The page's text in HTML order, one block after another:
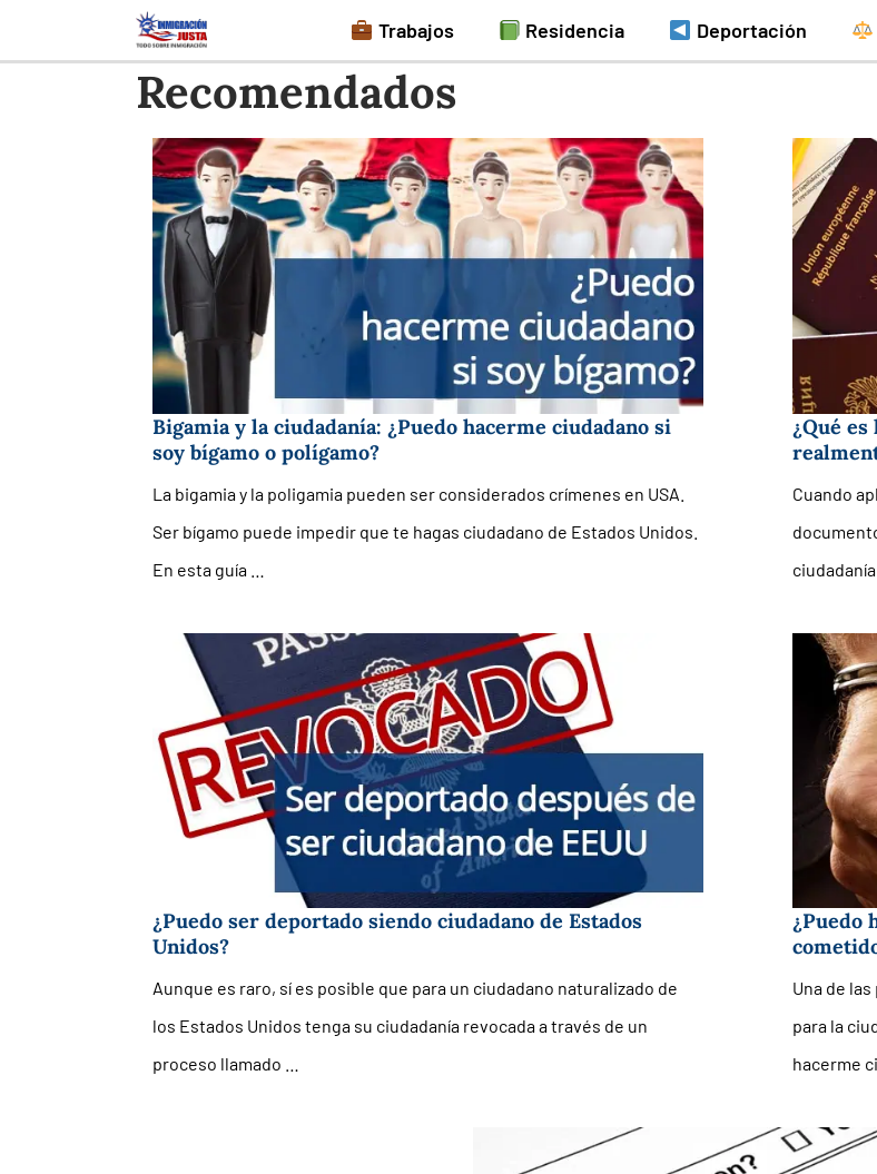
al
Trabajos Residencia Deportación
Recomendados
Bigamia y la ciudadanía: ¿Puedo hacerme ciudadano si
soy bígamo o polígamo?
La bigamia y la poligamia pueden ser considerados crímenes en USA.
Ser bígamo puede impedir que te hagas ciudadano de Estados Unidos.
En esta guía …
¿Qué
Cuando
¿Puedo ser deportado siendo ciudadano de Estados
Unidos?
Aunque es raro, sí es posible que para un ciudadano naturalizado de
los Estados Unidos tenga su ciudadanía revocada a través de un
proceso llamado …
¿Puedo
Una de
para la
hacerme